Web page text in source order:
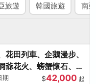
旅遊 韓國旅遊 南
田列車、企鵝漫步、
爺花火、螃蟹懷石、啤
期 $42,000 起